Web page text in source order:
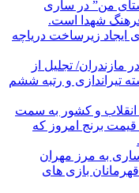
من” در ساری
فرهنگ شهدا است.
برای ایجاد زیرساخت دریاچه
در مازندران/ تجلیل از
تیراندازی و رتبه ششم
انقلاب و کشور به سمت
قیمت برنج امروز که
به مرز مهران
بازی های